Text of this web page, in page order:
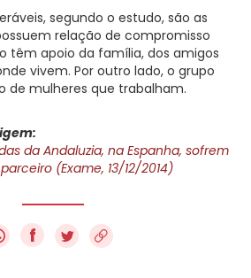
segundo o estudo, são as
relação de compromisso
têm apoio da família, dos amigos
vivem. Por outro lado, o grupo
de mulheres que trabalham.
da Andaluzia, na Espanha, sofrem
(Exame, 13/12/2014)
f